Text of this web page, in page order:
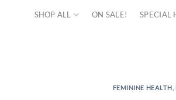
SHOP ALL ON SALE! SPECIAL
FEMININE HEALTH ,